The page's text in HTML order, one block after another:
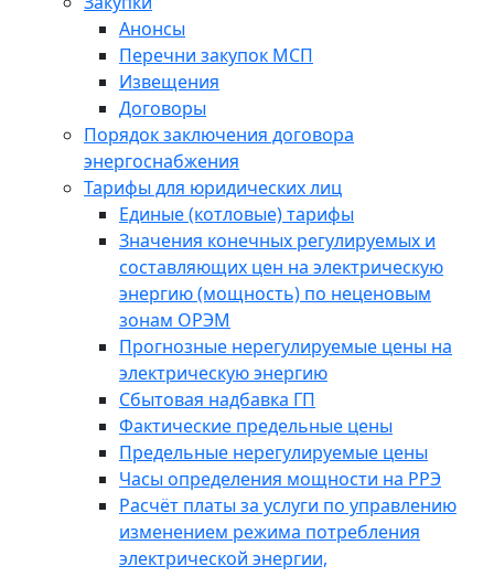
Анонсы
Перечни закупок МСП
Извещения
Договоры
Порядок заключения договора
энергоснабжения
Тарифы для юридических лиц
Единые (котловые) тарифы
Значения конечных регулируемых и
составляющих цен на электрическую
энергию (мощность) по неценовым
зонам ОРЭМ
Прогнозные нерегулируемые цены на
электрическую энергию
Сбытовая надбавка ГП
Фактические предельные цены
Предельные нерегулируемые цены
Часы определения мощности на РРЭ
Расчёт платы за услуги по управлению
изменением режима потребления
электрической энергии,